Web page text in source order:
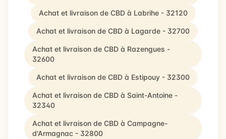
Achat et livraison de CBD à Labrihe - 32120
Achat et livraison de CBD à Lagarde - 32700
Achat et livraison de CBD à Razengues -
32600
Achat et livraison de CBD à Estipouy - 32300
Achat et livraison de CBD à Saint-Antoine -
32340
Achat et livraison de CBD à Campagne-
d'Armagnac - 32800